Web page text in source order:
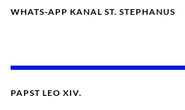
WHATS-APP KANAL ST. STEPHANUS
PAPST LEO XIV.